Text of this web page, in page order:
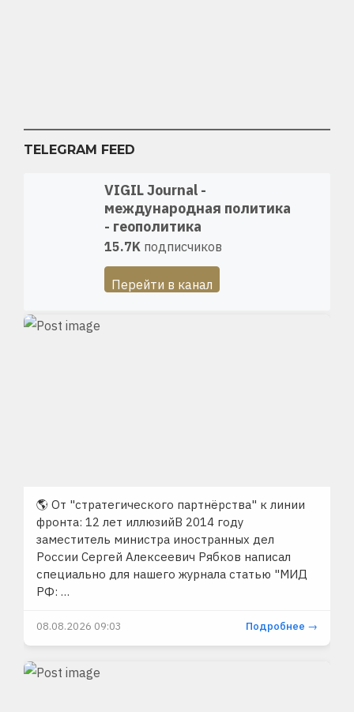
TELEGRAM FEED
VIGIL Journal -
международная политика
- геополитика
15.7K подписчиков
Перейти в канал
🌎 От "стратегического партнёрства" к линии
фронта: 12 лет иллюзийВ 2014 году
заместитель министра иностранных дел
России Сергей Алексеевич Рябков написал
специально для нашего журнала статью "МИД
РФ: …
08.08.2026 09:03 Подробнее →